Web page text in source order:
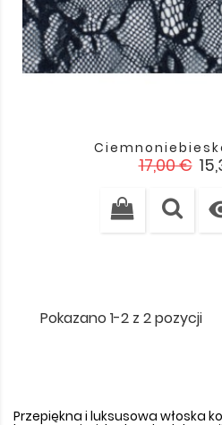
Cena
17,00 €
Pokazano 1-2 z 2 pozycji
Przepiękna i luksusowa włoska